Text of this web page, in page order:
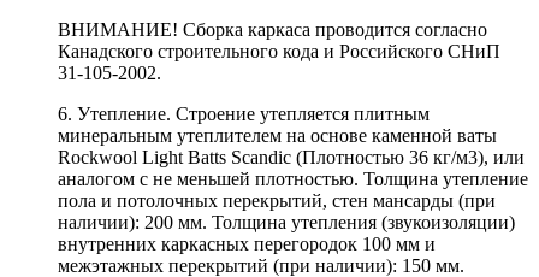
ВНИМАНИЕ! Сборка каркаса проводится согласно
Канадского строительного кода и Российского СНиП
31-105-2002.
6. Утепление. Строение утепляется плитным
минеральным утеплителем на основе каменной ваты
Rockwool Light Batts Scandic (Плотностью 36 кг/м3), или
аналогом с не меньшей плотностью. Толщина утепление
пола и потолочных перекрытий, стен мансарды (при
наличии): 200 мм. Толщина утепления (звукоизоляции)
внутренних каркасных перегородок 100 мм и
межэтажных перекрытий (при наличии): 150 мм.